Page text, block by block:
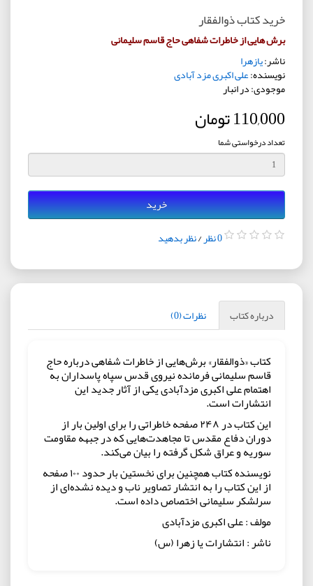
خرید کتاب ذوالفقار
برش هایی از خاطرات شفاهی حاج قاسم سلیمانی
ناشر:یازهرا
نویسنده:علی اکبری مزد آبادی
موجودی: در انبار
110,000 تومان
تعداد درخواستی شما
خرید
0 نظر /نظر بدهید
درباره کتاب نظرات (0)
کتاب «ذوالفقار» برش‌هایی از خاطرات شفاهی درباره حاج
قاسم سلیمانی فرمانده نیروی قدس سپاه پاسداران به
اهتمام علی اکبری مزدآبادی یکی از آثار جدید این
انتشارات است.
این کتاب در ۲۴۸ صفحه خاطراتی را برای اولین بار از
دوران دفاع مقدس تا مجاهدت‌هایی که در جبهه مقاومت
سوریه و عراق شکل گرفته را بیان می‌کند.
نویسنده کتاب همچنین برای نخستین بار حدود ۱۰۰ صفحه
از این کتاب را به انتشار تصاویر ناب و دیده نشده‌ای از
سرلشکر سلیمانی اختصاص داده است.
مولف : علی اکبری مزدآبادی
ناشر : انتشارات یا زهرا (س)